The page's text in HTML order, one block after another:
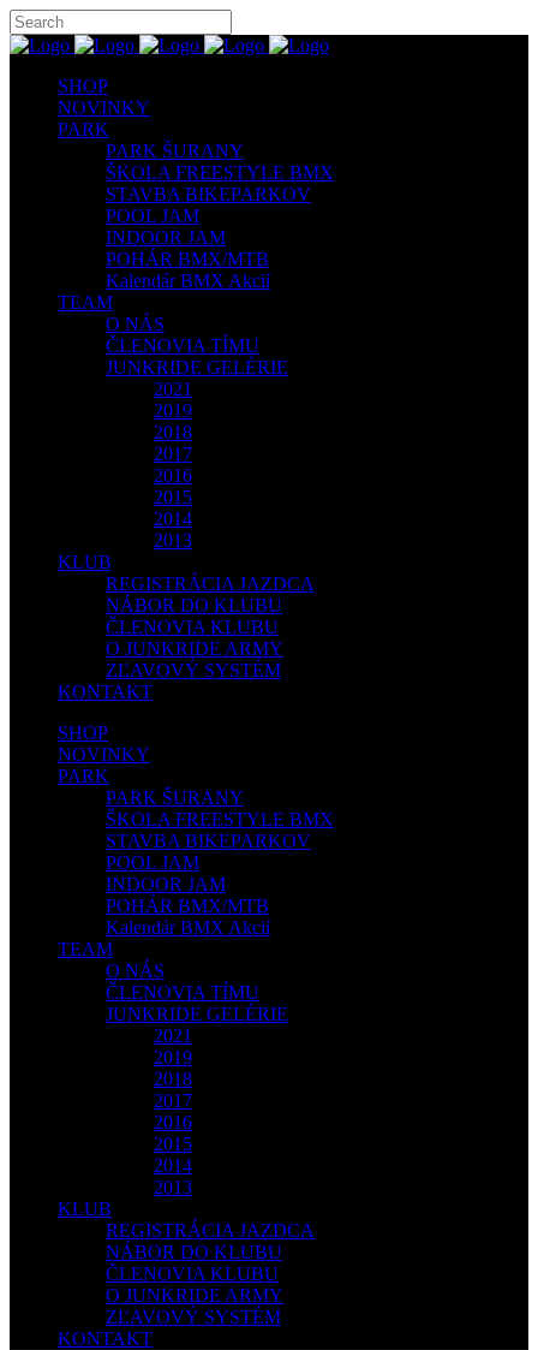
SHOP
NOVINKY
PARK
PARK ŠURANY
ŠKOLA FREESTYLE BMX
STAVBA BIKEPARKOV
POOL JAM
INDOOR JAM
POHÁR BMX/MTB
Kalendár BMX Akcií
TEAM
O NÁS
ČLENOVIA TÍMU
JUNKRIDE GELÉRIE
2021
2019
2018
2017
2016
2015
2014
2013
KLUB
REGISTRÁCIA JAZDCA
NÁBOR DO KLUBU
ČLENOVIA KLUBU
O JUNKRIDE ARMY
ZĽAVOVÝ SYSTÉM
KONTAKT
SHOP
NOVINKY
PARK
PARK ŠURANY
ŠKOLA FREESTYLE BMX
STAVBA BIKEPARKOV
POOL JAM
INDOOR JAM
POHÁR BMX/MTB
Kalendár BMX Akcií
TEAM
O NÁS
ČLENOVIA TÍMU
JUNKRIDE GELÉRIE
2021
2019
2018
2017
2016
2015
2014
2013
KLUB
REGISTRÁCIA JAZDCA
NÁBOR DO KLUBU
ČLENOVIA KLUBU
O JUNKRIDE ARMY
ZĽAVOVÝ SYSTÉM
KONTAKT